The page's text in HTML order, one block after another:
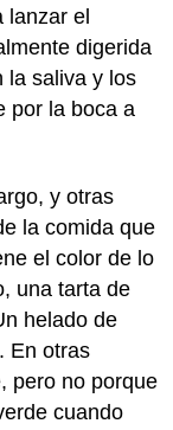
lanzar el
digerida
la saliva y los
por la boca a
y otras
la comida que
el color de lo
una tarta de
helado de
En otras
pero no porque
cuando